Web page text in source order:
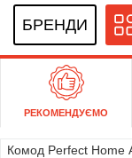
РЕКОМЕНДУЄМО
Комод Perfect Home